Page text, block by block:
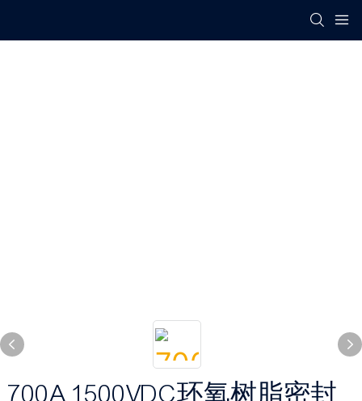
700A 1500VDC环氧树脂密封